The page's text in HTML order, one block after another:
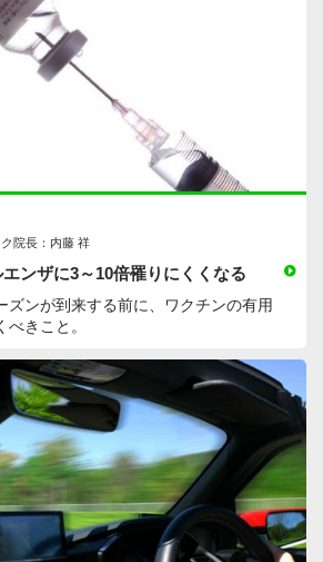
院長：内藤 祥
ンザに3～10倍罹りにくくなる
ズンが到来する前に、ワクチンの有用
きこと。